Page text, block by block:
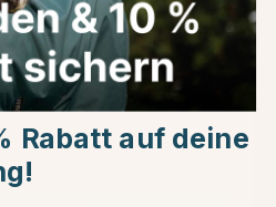
Ihnen gefallen könnten
Rabatt auf deine